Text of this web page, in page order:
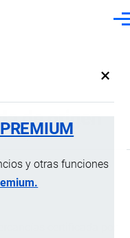
×
y otras funciones
de origen
2024
certificada por